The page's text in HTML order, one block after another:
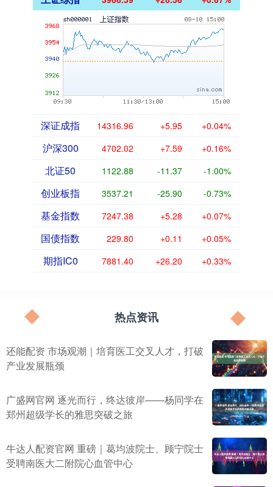
深证成指 14316.96 +5.95 +0.04%
沪深300 4702.02 +7.59 +0.16%
北证50 1122.88 -11.37 -1.00%
创业板指 3537.21 -25.90 -0.73%
基金指数 7247.38 +5.28 +0.07%
国债指数 229.80 +0.11 +0.05%
期指IC0 7881.40 +26.20 +0.33%
热点资讯
还能配资 市场观潮｜培育医工交叉人才，打破
产业发展瓶颈
广盛网官网 逐光而行，终达彼岸——杨同学在
郑州超级学长的雅思突破之旅
牛达人配资官网 重磅｜葛均波院士、顾宁院士
受聘南医大二附院心血管中心